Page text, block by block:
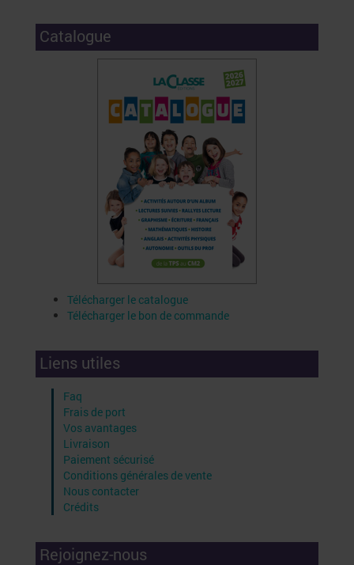
Catalogue
Télécharger le catalogue
Télécharger le bon de commande
Liens utiles
Faq
Frais de port
Vos avantages
Livraison
Paiement sécurisé
Conditions générales de vente
Nous contacter
Crédits
Rejoignez-nous